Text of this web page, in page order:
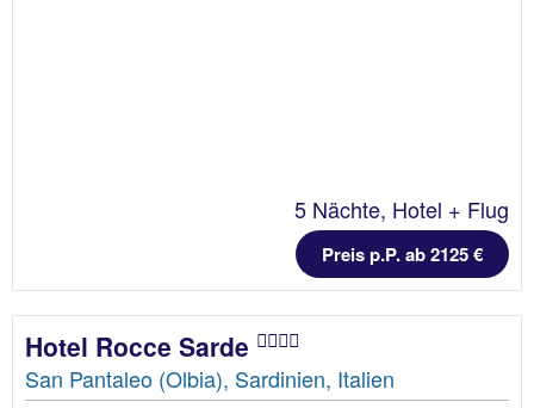
5 Nächte, Hotel + Flug
Preis p.P. ab 2125 €
Hotel Rocce Sarde
San Pantaleo (Olbia), Sardinien, Italien